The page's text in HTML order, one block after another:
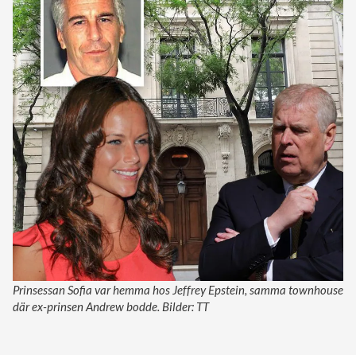
Prinsessan Sofia var hemma hos Jeffrey Epstein, samma townhouse
där ex-prinsen Andrew bodde. Bilder: TT